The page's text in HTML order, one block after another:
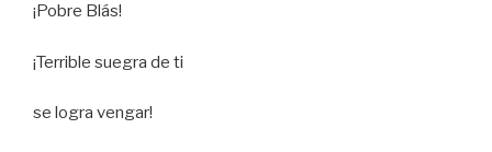
¡Pobre Blás!
¡Terrible suegra de ti
se logra vengar!